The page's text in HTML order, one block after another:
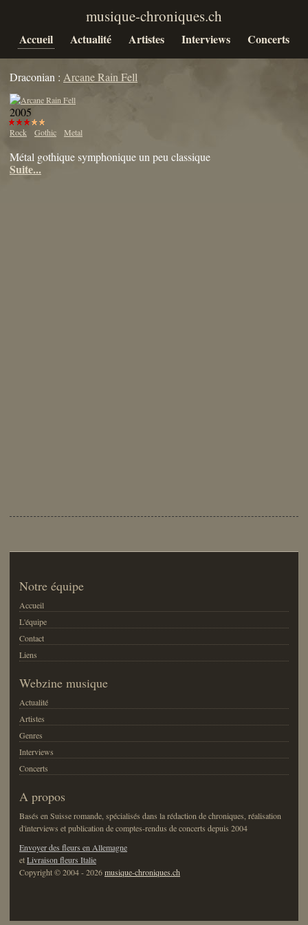
Accueil Actualité Artistes Interviews Concerts
Draconian : Arcane Rain Fell
2005
Rock Gothic Metal
Métal gothique symphonique un peu classique
Suite...
Notre équipe
Accueil
L'équipe
Contact
Liens
Webzine musique
Actualité
Artistes
Genres
Interviews
Concerts
A propos
Basés en Suisse romande, spécialisés dans la rédaction de chroniques, réalisation
d'interviews et publication de comptes-rendus de concerts depuis 2004
Envoyer des fleurs en Allemagne
etLivraison fleurs Italie
Copyright © 2004 - 2026musique-chroniques.ch